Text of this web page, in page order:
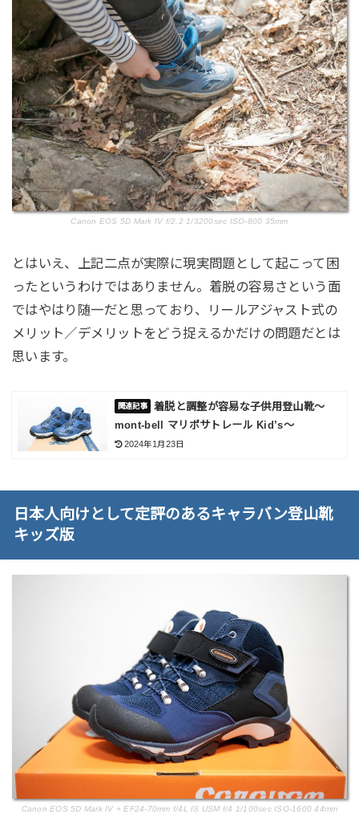
Canon EOS 5D Mark IV f/2.2 1/3200sec ISO-800 35mm
とはいえ、上記二点が実際に現実問題として起こって困
ったというわけではありません。着脱の容易さという面
ではやはり随一だと思っており、リールアジャスト式の
メリット／デメリットをどう捉えるかだけの問題だとは
思います。
着脱と調整が容易な子供用登山靴～
mont-bell マリポサトレール Kid’s～
2024年1月23日
日本人向けとして定評のあるキャラバン登山靴
キッズ版
Canon EOS 5D Mark IV + EF24-70mm f/4L IS USM f/4 1/100sec ISO-1600 44mm